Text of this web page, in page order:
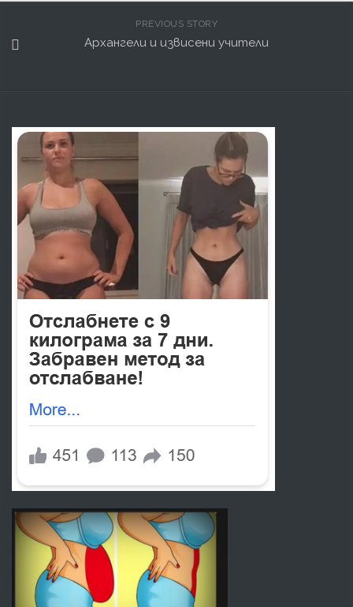
PREVIOUS STORY
Архангели и извисени учители